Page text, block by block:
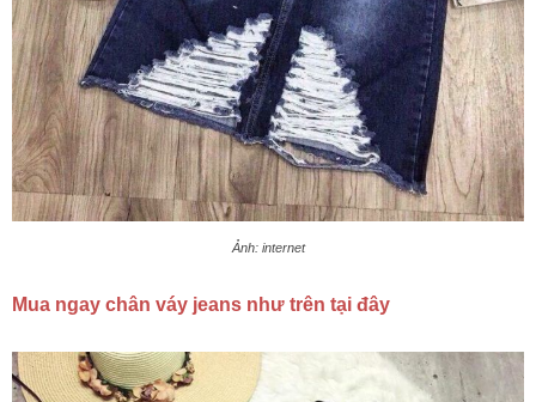
Ảnh: internet
Mua ngay chân váy jeans như trên tại đây